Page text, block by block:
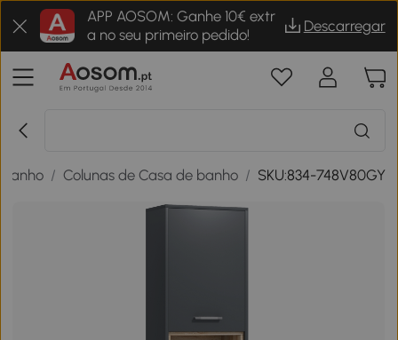
APP AOSOM: Ganhe 10€ extr
a no seu primeiro pedido!
Descarregar
/ Colunas de Casa de banho / SKU:834-748V80GY